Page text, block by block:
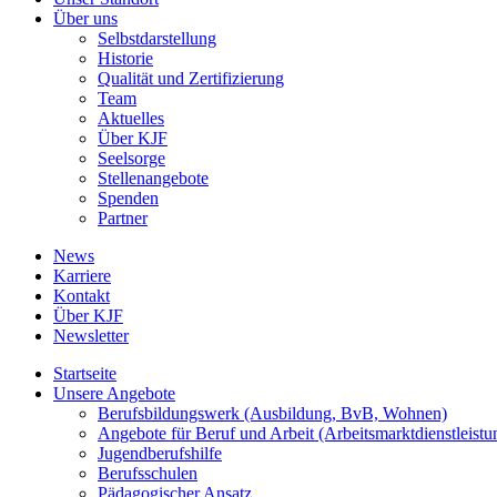
Über uns
Selbstdarstellung
Historie
Qualität und Zertifizierung
Team
Aktuelles
Über KJF
Seelsorge
Stellenangebote
Spenden
Partner
News
Karriere
Kontakt
Über KJF
Newsletter
Startseite
Unsere Angebote
Berufsbildungswerk (Ausbildung, BvB, Wohnen)
Angebote für Beruf und Arbeit
Jugendberufshilfe
Berufsschulen
Pädagogischer Ansatz